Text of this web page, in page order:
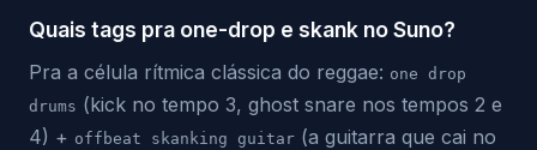
Quais tags pra one-drop e skank no Suno?
Pra a célula rítmica clássica do reggae: one drop
drums (kick no tempo 3, ghost snare nos tempos 2 e
4) + offbeat skanking guitar (a guitarra que cai no